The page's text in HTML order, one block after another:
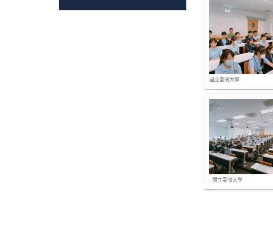
國立臺灣大學
-國立臺灣大學